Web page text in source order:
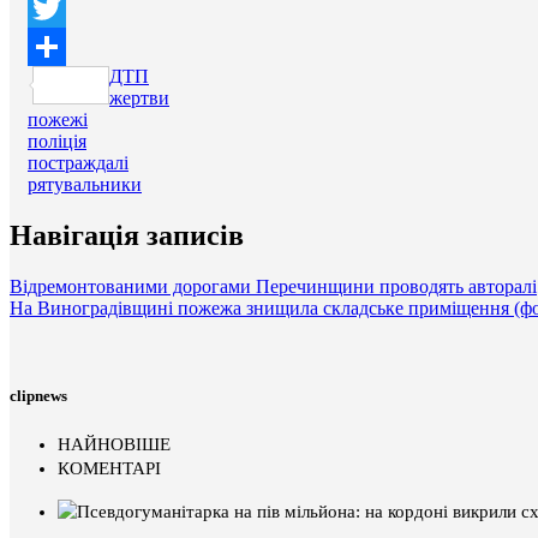
Facebook
Twitter
Поділитися
ДТП
жертви
пожежі
поліція
постраждалі
рятувальники
Навігація записів
Відремонтованими дорогами Перечинщини проводять авторалі
На Виноградівщині пожежа знищила складське приміщення
clipnews
НАЙНОВІШЕ
КОМЕНТАРІ